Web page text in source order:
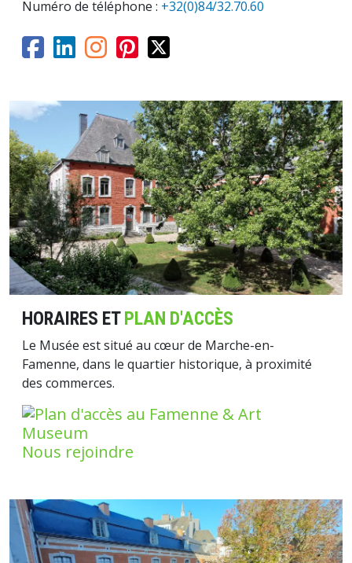
Numéro de téléphone : +32(0)84/32.70.60
Image
HORAIRES ETPLAN D'ACCÈS
Le Musée est situé au cœur de Marche-en-
Famenne, dans le quartier historique, à proximité
des commerces.
Nous rejoindre
Image